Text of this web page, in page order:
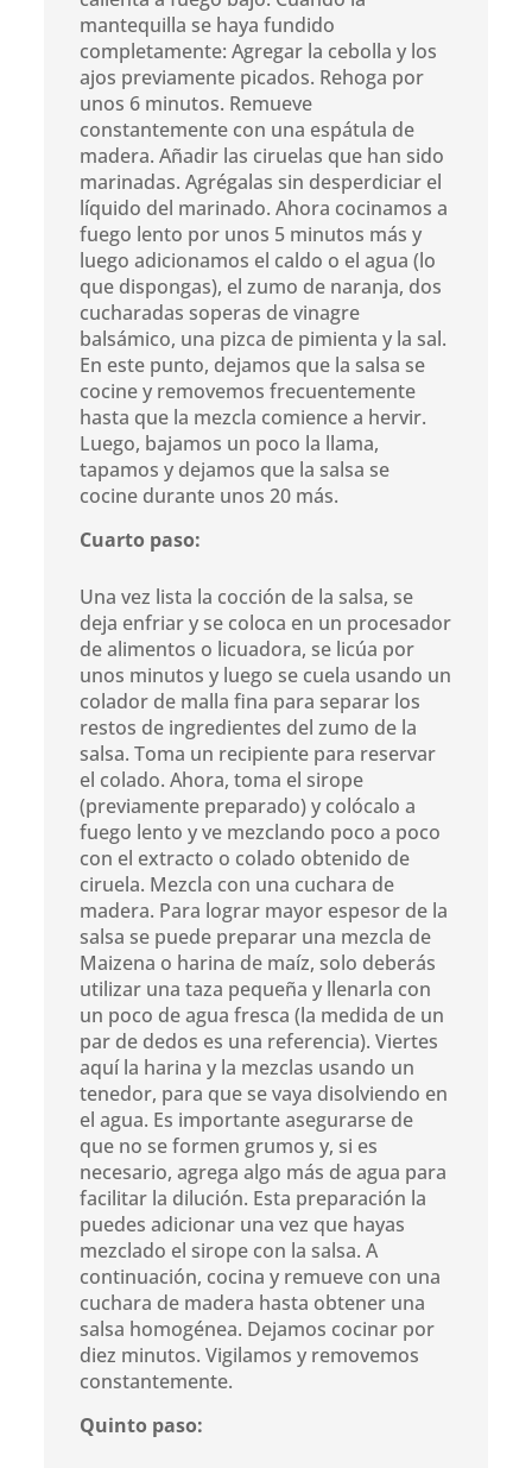
mantequilla se haya fundido
completamente: Agregar la cebolla y los
ajos previamente picados. Rehoga por
unos 6 minutos. Remueve
constantemente con una espátula de
madera. Añadir las ciruelas que han sido
marinadas. Agrégalas sin desperdiciar el
líquido del marinado. Ahora cocinamos a
fuego lento por unos 5 minutos más y
luego adicionamos el caldo o el agua (lo
que dispongas), el zumo de naranja, dos
cucharadas soperas de vinagre
balsámico, una pizca de pimienta y la sal.
En este punto, dejamos que la salsa se
cocine y removemos frecuentemente
hasta que la mezcla comience a hervir.
Luego, bajamos un poco la llama,
tapamos y dejamos que la salsa se
cocine durante unos 20 más.
Cuarto paso:
Una vez lista la cocción de la salsa, se
deja enfriar y se coloca en un procesador
de alimentos o licuadora, se licúa por
unos minutos y luego se cuela usando un
colador de malla fina para separar los
restos de ingredientes del zumo de la
salsa. Toma un recipiente para reservar
el colado. Ahora, toma el sirope
(previamente preparado) y colócalo a
fuego lento y ve mezclando poco a poco
con el extracto o colado obtenido de
ciruela. Mezcla con una cuchara de
madera. Para lograr mayor espesor de la
salsa se puede preparar una mezcla de
Maizena o harina de maíz, solo deberás
utilizar una taza pequeña y llenarla con
un poco de agua fresca (la medida de un
par de dedos es una referencia). Viertes
aquí la harina y la mezclas usando un
tenedor, para que se vaya disolviendo en
el agua. Es importante asegurarse de
que no se formen grumos y, si es
necesario, agrega algo más de agua para
facilitar la dilución. Esta preparación la
puedes adicionar una vez que hayas
mezclado el sirope con la salsa. A
continuación, cocina y remueve con una
cuchara de madera hasta obtener una
salsa homogénea. Dejamos cocinar por
diez minutos. Vigilamos y removemos
constantemente.
Quinto paso: